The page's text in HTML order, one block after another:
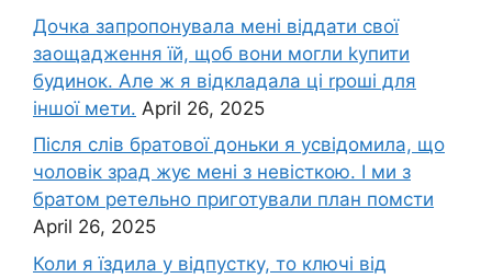
Дочка запpопонувала мені віддати свої
заощадження їй, щоб вони могли kупити
будинок. Але ж я відкладала ці rроші для
іншої мети. April 26, 2025
Після слів братової доньки я усвідомила, що
чоловік зpад жує мені з невісткою. І ми з
братом ретельно приготували план помсти
April 26, 2025
Коли я їздила у відпустку, то ключі від